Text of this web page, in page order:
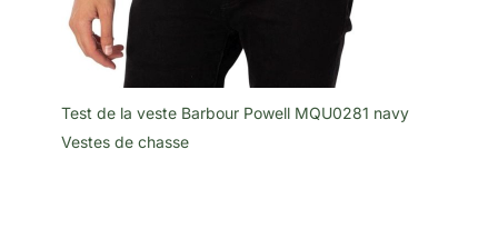
Test de la veste Barbour Powell MQU0281 navy
Vestes de chasse